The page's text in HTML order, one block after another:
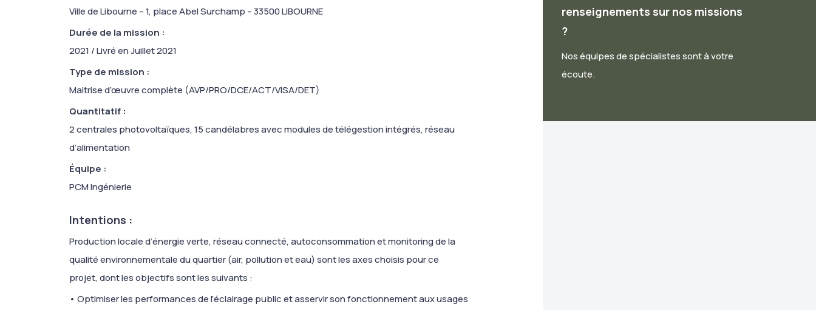
Ville de Libourne – 1, place Abel Surchamp – 33500 LIBOURNE
Durée de la mission :
2021 / Livré en Juillet 2021
Type de mission :
Maitrise d’œuvre complète (AVP/PRO/DCE/ACT/VISA/DET)
Quantitatif :
2 centrales photovoltaïques, 15 candélabres avec modules de télégestion intégrés, réseau
d’alimentation
Équipe :
PCM Ingénierie
Intentions :
Production locale d’énergie verte, réseau connecté, autoconsommation et monitoring de la
qualité environnementale du quartier (air, pollution et eau) sont les axes choisis pour ce
projet, dont les objectifs sont les suivants :
• Optimiser les performances de l’éclairage public et asservir son fonctionnement aux usages
renseignements sur nos missions
?
Nos équipes de spécialistes sont à votre
écoute.